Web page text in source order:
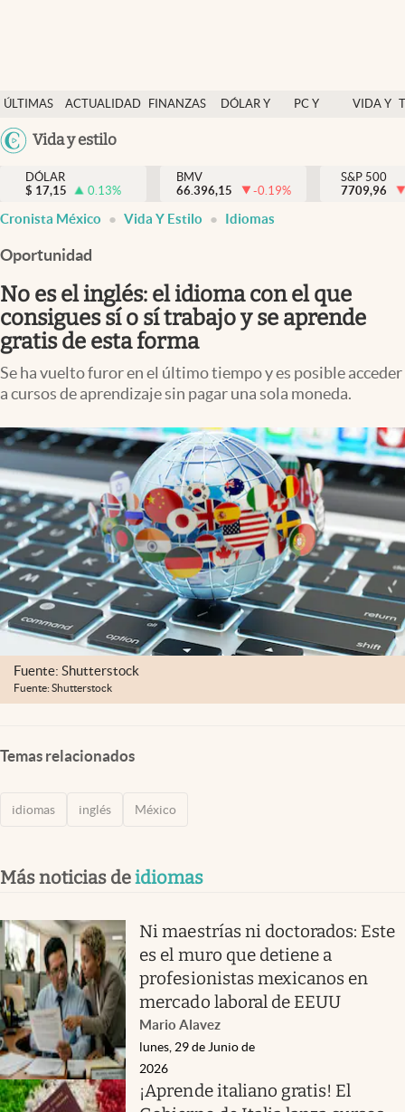
ÚLTIMAS
NOTICIAS
ACTUALIDAD
FINANZAS
DÓLAR Y
PC Y
VIDA Y
México
Vida y estilo
Actualidad
Finanzas y economía
Dólar y mercados
Pc y celular
Vida y estilo
Tv
Espiritualidad
Mediakit
abre en nueva pestaña
México
DÓLAR
$ 17,15 0.13%
BMV
66.396,15
-0.19%
S&P 500
7709,96
Cronista México Vida Y Estilo Idiomas
Oportunidad
No es el inglés: el idioma con el que
consigues sí o sí trabajo y se aprende
gratis de esta forma
Se ha vuelto furor en el último tiempo y es posible acceder
a cursos de aprendizaje sin pagar una sola moneda.
Fuente: Shutterstock
Fuente: Shutterstock
Temas relacionados
idiomas inglés México
Más noticias deidiomas
Ni maestrías ni doctorados: Este
es el muro que detiene a
profesionistas mexicanos en
mercado laboral de EEUU
Mario Alavez
lunes, 29 de Junio de
2026
¡Aprende italiano gratis! El